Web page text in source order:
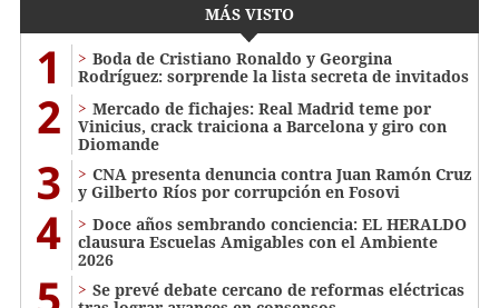
MÁS VISTO
1
Boda de Cristiano Ronaldo y Georgina
Rodríguez: sorprende la lista secreta de invitados
2
Mercado de fichajes: Real Madrid teme por
Vinicius, crack traiciona a Barcelona y giro con
Diomande
3
CNA presenta denuncia contra Juan Ramón Cruz
y Gilberto Ríos por corrupción en Fosovi
4
Doce años sembrando conciencia: EL HERALDO
clausura Escuelas Amigables con el Ambiente
2026
Se prevé debate cercano de reformas eléctricas